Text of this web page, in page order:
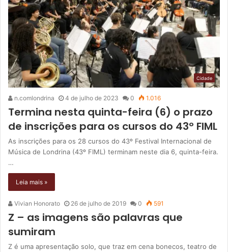
Cidade
n.comlondrina 4 de julho de 2023 0 1.016
Termina nesta quinta-feira (6) o prazo
de inscrições para os cursos do 43º FIML
As inscrições para os 28 cursos do 43º Festival Internacional de
Música de Londrina (43º FIML) terminam neste dia 6, quinta-feira.
…
Leia mais »
Vivian Honorato 26 de julho de 2019 0 591
Z – as imagens são palavras que
sumiram
Z é uma apresentação solo, que traz em cena bonecos, teatro de